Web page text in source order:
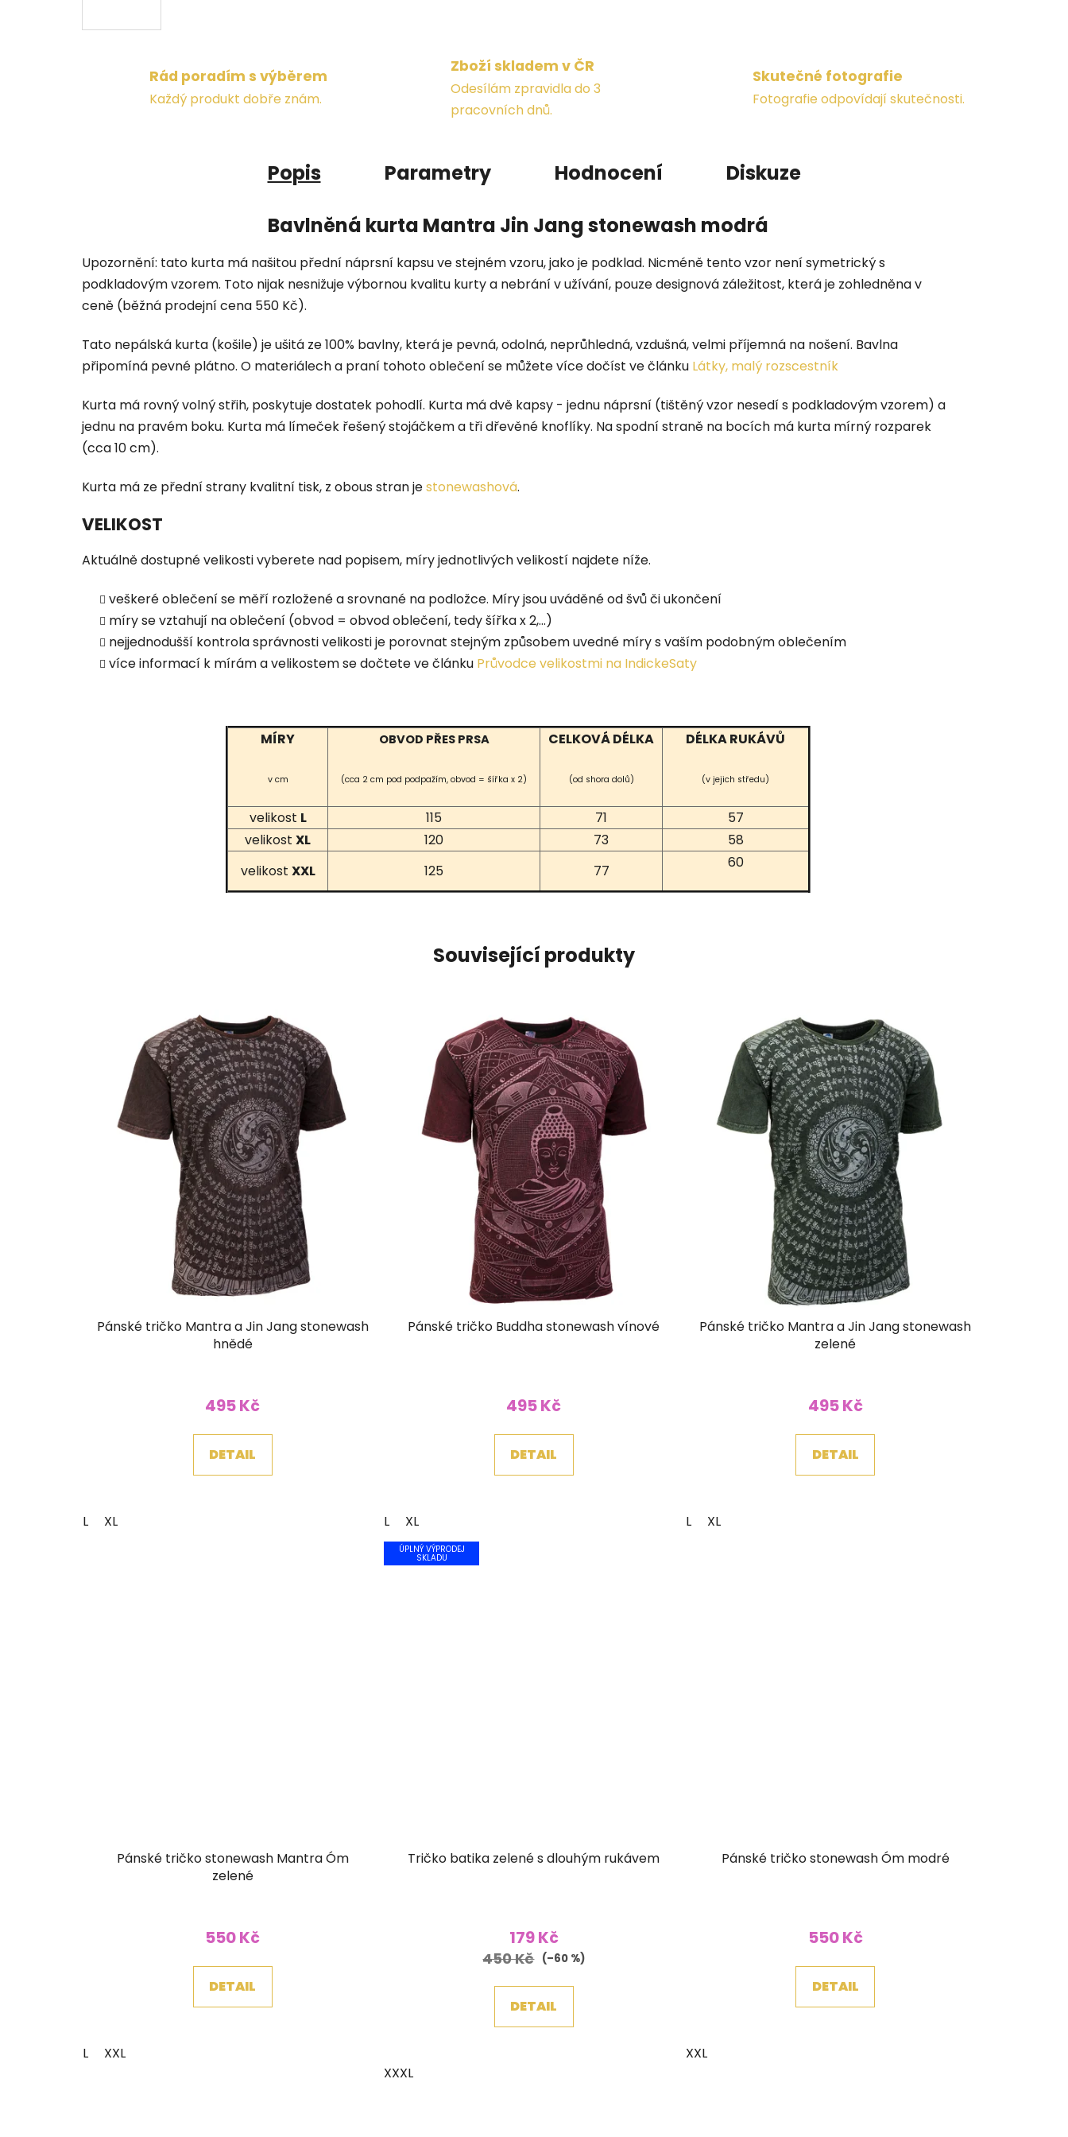
Rád poradím s výběrem
Každý produkt dobře znám.
Zboží skladem v ČR
Odesílám zpravidla do 3
pracovních dnů.
Skutečné fotografie
Fotografie odpovídají skutečnosti.
Popis Parametry Hodnocení
Diskuze
Bavlněná kurta Mantra Jin Jang stonewash modrá
Upozornění: tato kurta má našitou přední náprsní kapsu ve stejném vzoru, jako je podklad. Nicméně tento vzor není symetrický s
podkladovým vzorem. Toto nijak nesnižuje výbornou kvalitu kurty a nebrání v užívání, pouze designová záležitost, která je zohledněna v
ceně (běžná prodejní cena 550 Kč).
Tato nepálská kurta (košile) je ušitá ze 100% bavlny, která je pevná, odolná, neprůhledná, vzdušná, velmi příjemná na nošení. Bavlna
připomíná pevné plátno. O materiálech a praní tohoto oblečení se můžete více dočíst ve článku Látky, malý rozscestník
Kurta má rovný volný střih, poskytuje dostatek pohodlí. Kurta má dvě kapsy - jednu náprsní (tištěný vzor nesedí s podkladovým vzorem) a
jednu na pravém boku. Kurta má límeček řešený stojáčkem a tři dřevěné knoflíky. Na spodní straně na bocích má kurta mírný rozparek
(cca 10 cm).
Kurta má ze přední strany kvalitní tisk, z obous stran jestonewashová.
VELIKOST
Aktuálně dostupné velikosti vyberete nad popisem, míry jednotlivých velikostí najdete níže.
veškeré oblečení se měří rozložené a srovnané na podložce. Míry jsou uváděné od švů či ukončení
míry se vztahují na oblečení (obvod = obvod oblečení, tedy šířka x 2,...)
nejjednodušší kontrola správnosti velikosti je porovnat stejným způsobem uvedné míry s vaším podobným oblečením
více informací k mírám a velikostem se dočtete ve článku Průvodce velikostmi na IndickeSaty
MÍRY
v cm
OBVOD PŘES PRSA
(cca 2 cm pod podpažím, obvod = šířka x 2)
CELKOVÁ DÉLKA
(od shora dolů)
DÉLKA RUKÁVŮ
(v jejich středu)
velikost L 115 71
57
velikost XL 120 73
58
velikost XXL 125 77 60
Související produkty
Pánské tričko Mantra a Jin Jang stonewash
hnědé
495 Kč
DETAIL
L XL
Pánské tričko Buddha stonewash vínové
495 Kč
DETAIL
L XL
Pánské tričko Mantra a Jin Jang stonewash
zelené
495 Kč
DETAIL
L XL
Pánské tričko stonewash Mantra Óm
zelené
550 Kč
DETAIL
L XXL
ÚPLNÝ VÝPRODEJ
SKLADU
Tričko batika zelené s dlouhým rukávem
179 Kč
450 Kč (–60 %)
DETAIL
XXXL
Pánské tričko stonewash Óm modré
550 Kč
DETAIL
XXL